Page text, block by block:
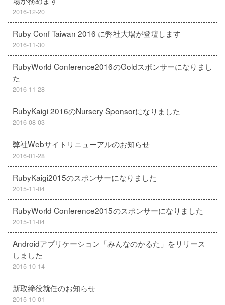
2016-12-20
Ruby Conf Taiwan 2016 に弊社大場が登壇します
2016-11-30
RubyWorld Conference2016のGoldスポンサーになりまし
た
2016-11-28
RubyKaigi 2016のNursery Sponsorになりました
2016-08-03
弊社Webサイトリニューアルのお知らせ
2016-01-28
RubyKaigi2015のスポンサーになりました
2015-11-04
RubyWorld Conference2015のスポンサーになりました
2015-11-04
Androidアプリケーション「みんなのかるた」をリリース
しました
2015-10-14
新取締役就任のお知らせ
2015-10-01